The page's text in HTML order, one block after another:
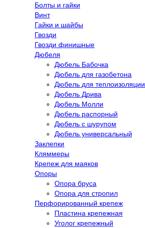
Болты и гайки
Винт
Гайки и шайбы
Гвозди
Гвозди финишные
Дюбеля
Дюбель Бабочка
Дюбель для газобетона
Дюбель для теплоизоляции
Дюбель Дрива
Дюбель Молли
Дюбель распорный
Дюбель с шурупом
Дюбель универсальный
Заклепки
Кляммеры
Крепеж для маяков
Опоры
Опора бруса
Опора для стропил
Перфорированный крепеж
Пластина крепежная
Уголог крепежный